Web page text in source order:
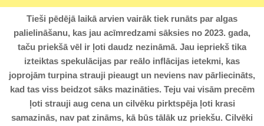
Tieši pēdējā laikā arvien vairāk tiek runāts par algas
palielināšanu, kas jau acīmredzami sāksies no 2023. gada,
taču priekšā vēl ir ļoti daudz nezināmā. Jau iepriekš tika
izteiktas spekulācijas par reālo inflācijas ietekmi, kas
joprojām turpina strauji pieaugt un neviens nav pārliecināts,
kad tas viss beidzot sāks mazināties. Teju vai visām precēm
ļoti strauji aug cena un cilvēku pirktspēja ļoti krasi
samazinās, nav pat zināms, kā būs tālāk uz priekšu. Cilvēki